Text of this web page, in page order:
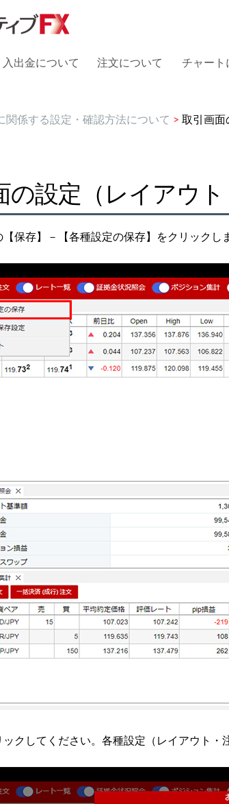
入出金について 注文について チャート
関係する設定・確認方法について > 取引画面
の設定（レイアウ
【保存】－【各種設定の保存】をクリックし
クしてください。各種設定（レイアウト・